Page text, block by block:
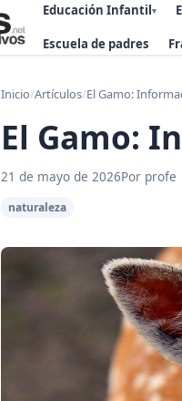
Educación Infantil▾
Escuela de padres
Inicio/Artículos/El Gamo:
El Gamo:
21 de mayo de 2026Por profe
naturaleza